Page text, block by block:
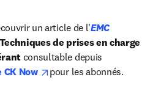
un article de l'EMC
in new tab/window
Techniques de prises en charge
consultable depuis
Now opens in new tab/window
pour les abonnés.